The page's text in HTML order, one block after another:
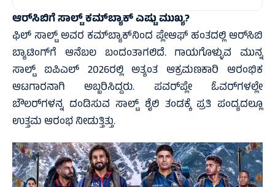
ಆರ್‌ಸಿಬಿಗೆ ಸಾಲ್ಟ್ ಕಮ್‌ಬ್ಯಾಕ್ ಎಷ್ಟು ಮುಖ್ಯ?
ಫಿಲ್ ಸಾಲ್ಟ್ ಅವರ ಕಮ್‌ಬ್ಯಾಕ್‌ನಿಂದ ಪ್ಲೇಆಫ್ ಹಂತದಲ್ಲಿ ಆರ್‌ಸಿಬಿ
ಬ್ಯಾಟಿಂಗ್‌ಗೆ ಆನೆಬಲ ಬಂದಂತಾಗಲಿದೆ. ಗಾಯಗೊಳ್ಳುವ ಮುನ್ನ
ಸಾಲ್ಟ್ ಐಪಿಎಲ್ 2026ರಲ್ಲಿ ಅತ್ಯಂತ ಆಕ್ರಮಣಕಾರಿ ಆರಂಭಿಕ
ಆಟಗಾರನಾಗಿ ಅಬ್ಬರಿಸಿದ್ದರು. ಪವರ್‌ಪ್ಲೇ ಓವರ್‌ಗಳಲ್ಲೇ
ಬೌಲರ್‌ಗಳನ್ನ ದಂಡಿಸುವ ಸಾಲ್ಟ್ ಶೈಲಿ ತಂಡಕ್ಕೆ ಪ್ರತಿ ಪಂದ್ಯದಲ್ಲೂ
ಉತ್ತಮ ಆರಂಭ ನೀಡುತ್ತಿತ್ತು.